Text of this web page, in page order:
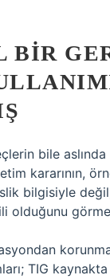
BIR
bile
kararının,
bilgisiyle
olduğunu
TIG